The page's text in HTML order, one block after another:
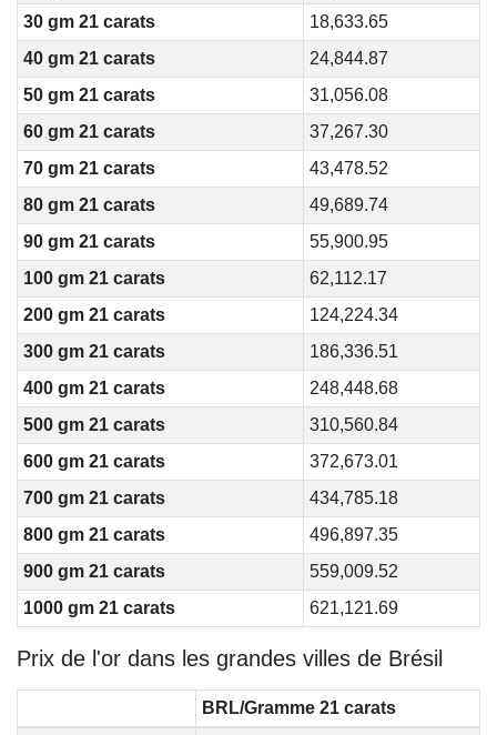
30 gm 21 carats
18,633.65
40 gm 21 carats
24,844.87
50 gm 21 carats
31,056.08
60 gm 21 carats
37,267.30
70 gm 21 carats
43,478.52
80 gm 21 carats
49,689.74
90 gm 21 carats
55,900.95
100 gm 21 carats
62,112.17
200 gm 21 carats
124,224.34
300 gm 21 carats
186,336.51
400 gm 21 carats
248,448.68
500 gm 21 carats
310,560.84
600 gm 21 carats
372,673.01
700 gm 21 carats
434,785.18
800 gm 21 carats
496,897.35
900 gm 21 carats
559,009.52
1000 gm 21 carats
621,121.69
Prix de l'or dans les grandes villes de Brésil
BRL/Gramme 21 carats